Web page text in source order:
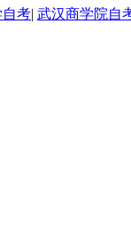
考| 武汉商学院自